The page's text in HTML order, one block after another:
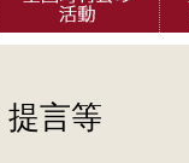
言等